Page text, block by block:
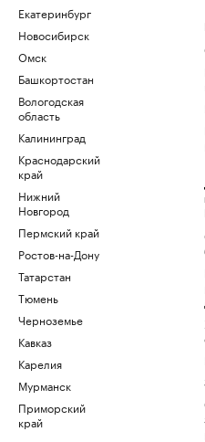
Екатеринбург
Новосибирск
Омск
Башкортостан
Вологодская
область
Калининград
Краснодарский
край
Нижний
Новгород
Пермский край
Ростов-на-Дону
Татарстан
Тюмень
Черноземье
Кавказ
Карелия
Мурманск
Приморский
край